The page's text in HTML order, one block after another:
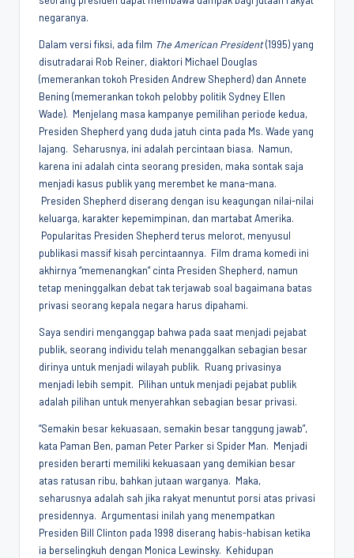
negaranya.
Dalam versi fiksi, ada film The American President(1995) yang
disutradarai Rob Reiner, diaktori Michael Douglas
(memerankan tokoh Presiden Andrew Shepherd) dan Annete
Bening (memerankan tokoh pelobby politik Sydney Ellen
Wade). Menjelang masa kampanye pemilihan periode kedua,
Presiden Shepherd yang duda jatuh cinta pada Ms. Wade yang
lajang. Seharusnya, ini adalah percintaan biasa. Namun,
karena ini adalah cinta seorang presiden, maka sontak saja
menjadi kasus publik yang merembet ke mana-mana.
Presiden Shepherd diserang dengan isu keagungan nilai-nilai
keluarga, karakter kepemimpinan, dan martabat Amerika.
Popularitas Presiden Shepherd terus melorot, menyusul
publikasi massif kisah percintaannya. Film drama komedi ini
akhirnya “memenangkan” cinta Presiden Shepherd, namun
tetap meninggalkan debat tak terjawab soal bagaimana batas
privasi seorang kepala negara harus dipahami.
Saya sendiri menganggap bahwa pada saat menjadi pejabat
publik, seorang individu telah menanggalkan sebagian besar
dirinya untuk menjadi wilayah publik. Ruang privasinya
menjadi lebih sempit. Pilihan untuk menjadi pejabat publik
adalah pilihan untuk menyerahkan sebagian besar privasi.
“Semakin besar kekuasaan, semakin besar tanggung jawab”,
kata Paman Ben, paman Peter Parker si Spider Man. Menjadi
presiden berarti memiliki kekuasaan yang demikian besar
atas ratusan ribu, bahkan jutaan warganya. Maka,
seharusnya adalah sah jika rakyat menuntut porsi atas privasi
presidennya. Argumentasi inilah yang menempatkan
Presiden Bill Clinton pada 1998 diserang habis-habisan ketika
ia berselingkuh dengan Monica Lewinsky. Kehidupan